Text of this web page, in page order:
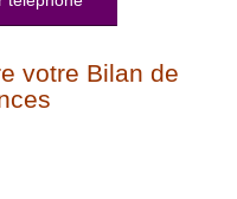
votre Bilan de